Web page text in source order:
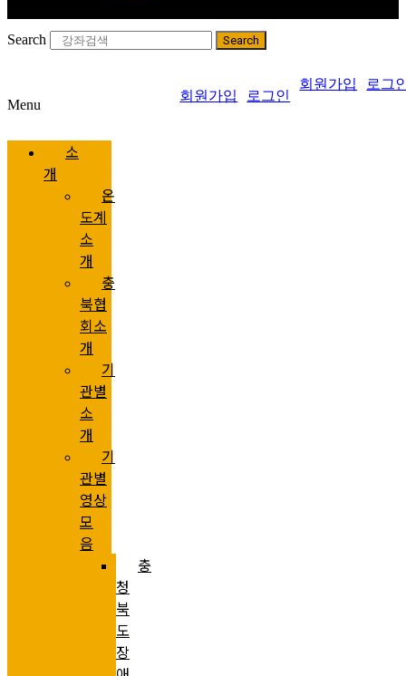
Search Search
회원가입 로그
회원가입 로그인
Menu
소
개
온
도계
소
개
충
북협
회소
개
기
관별
소
개
기
관별
영상
모
음
충
청
북
도
장